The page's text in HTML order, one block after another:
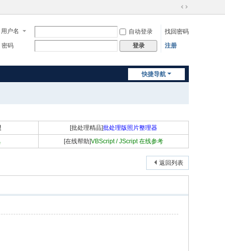
切
到
用户名 自动登录
找回密码
密码
登录 注册
快捷导航
[批处理精品]批处理版照片整理器
[在线帮助]VBScript / JScript 在线参考
返回列表